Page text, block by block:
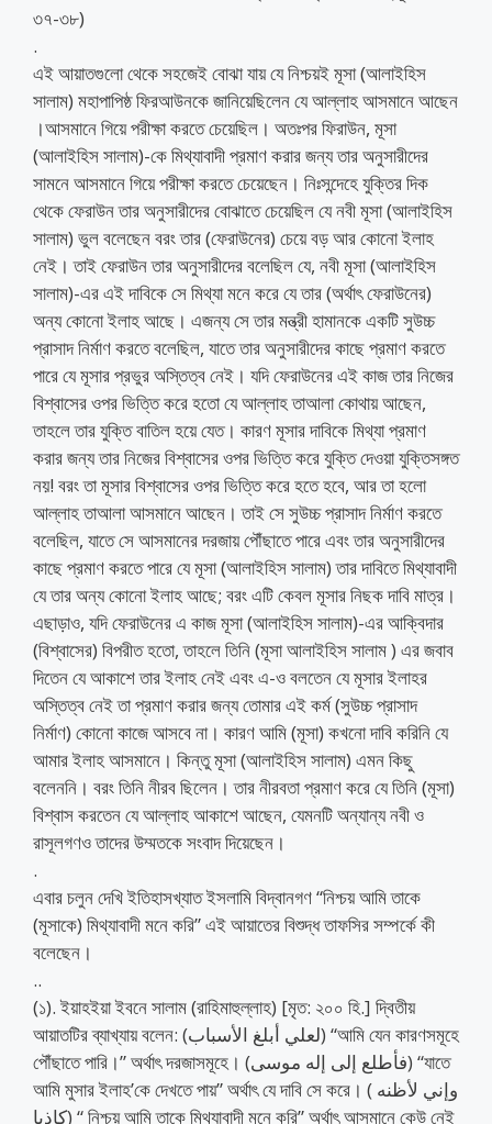
৩৭-৩৮)
.
এই আয়াতগুলো থেকে সহজেই বোঝা যায় যে নিশ্চয়ই মূসা (আলাইহিস
সালাম) মহাপাপিষ্ঠ ফিরআউনকে জানিয়েছিলেন যে আল্লাহ আসমানে আছেন
।আসমানে গিয়ে পরীক্ষা করতে চেয়েছিল। অতঃপর ফিরাউন, মূসা
(আলাইহিস সালাম)-কে মিথ্যাবাদী প্রমাণ করার জন্য তার অনুসারীদের
সামনে আসমানে গিয়ে পরীক্ষা করতে চেয়েছেন। নিঃসন্দেহে যুক্তির দিক
থেকে ফেরাউন তার অনুসারীদের বোঝাতে চেয়েছিল যে নবী মূসা (আলাইহিস
সালাম) ভুল বলেছেন বরং তার (ফেরাউনের) চেয়ে বড় আর কোনো ইলাহ
নেই। তাই ফেরাউন তার অনুসারীদের বলেছিল যে, নবী মূসা (আলাইহিস
সালাম)-এর এই দাবিকে সে মিথ্যা মনে করে যে তার (অর্থাৎ ফেরাউনের)
অন্য কোনো ইলাহ আছে। এজন্য সে তার মন্ত্রী হামানকে একটি সুউচ্চ
প্রাসাদ নির্মাণ করতে বলেছিল, যাতে তার অনুসারীদের কাছে প্রমাণ করতে
পারে যে মূসার প্রভুর অস্তিত্ব নেই। যদি ফেরাউনের এই কাজ তার নিজের
বিশ্বাসের ওপর ভিত্তি করে হতো যে আল্লাহ তাআলা কোথায় আছেন,
তাহলে তার যুক্তি বাতিল হয়ে যেত। কারণ মূসার দাবিকে মিথ্যা প্রমাণ
করার জন্য তার নিজের বিশ্বাসের ওপর ভিত্তি করে যুক্তি দেওয়া যুক্তিসঙ্গত
নয়! বরং তা মূসার বিশ্বাসের ওপর ভিত্তি করে হতে হবে, আর তা হলো
আল্লাহ তাআলা আসমানে আছেন। তাই সে সুউচ্চ প্রাসাদ নির্মাণ করতে
বলেছিল, যাতে সে আসমানের দরজায় পৌঁছাতে পারে এবং তার অনুসারীদের
কাছে প্রমাণ করতে পারে যে মূসা (আলাইহিস সালাম) তার দাবিতে মিথ্যাবাদী
যে তার অন্য কোনো ইলাহ আছে; বরং এটি কেবল মূসার নিছক দাবি মাত্র।
এছাড়াও, যদি ফেরাউনের এ কাজ মূসা (আলাইহিস সালাম)-এর আক্বিদার
(বিশ্বাসের) বিপরীত হতো, তাহলে তিনি (মূসা আলাইহিস সালাম ) এর জবাব
দিতেন যে আকাশে তার ইলাহ নেই এবং এ-ও বলতেন যে মূসার ইলাহর
অস্তিত্ব নেই তা প্রমাণ করার জন্য তোমার এই কর্ম (সুউচ্চ প্রাসাদ
নির্মাণ) কোনো কাজে আসবে না। কারণ আমি (মূসা) কখনো দাবি করিনি যে
আমার ইলাহ আসমানে। কিন্তু মূসা (আলাইহিস সালাম) এমন কিছু
বলেননি। বরং তিনি নীরব ছিলেন। তার নীরবতা প্রমাণ করে যে তিনি (মূসা)
বিশ্বাস করতেন যে আল্লাহ আকাশে আছেন, যেমনটি অন্যান্য নবী ও
রাসূলগণও তাদের উম্মতকে সংবাদ দিয়েছেন।
.
এবার চলুন দেখি ইতিহাসখ্যাত ইসলামি বিদ্বানগণ “নিশ্চয় আমি তাকে
(মূসাকে) মিথ্যাবাদী মনে করি” এই আয়াতের বিশুদ্ধ তাফসির সম্পর্কে কী
বলেছেন।
..
(১). ইয়াহইয়া ইবনে সালাম (রাহিমাহুল্লাহ) [মৃত: ২০০ হি.] দ্বিতীয়
আয়াতটির ব্যাখ্যায় বলেন: (لعلي أبلغ الأسباب) “আমি যেন কারণসমূহে
পৌঁছাতে পারি।” অর্থাৎ দরজাসমূহে। (فأطلع إلى إله موسى) “যাতে
আমি মুসার ইলাহ’কে দেখতে পায়” অর্থাৎ যে দাবি সে করে। ( وإني لأظنه
كاذبا) “ নিশ্চয় আমি তাকে মিথ্যাবাদী মনে করি” অর্থাৎ আসমানে কেউ নেই